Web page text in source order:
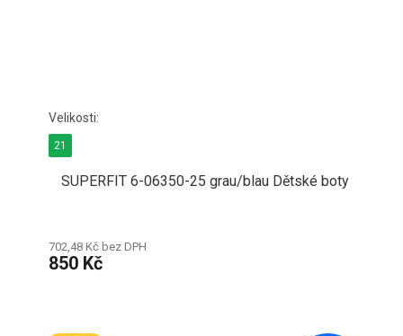
SUPERFIT 6-06350-25 grau/blau Dětské boty
702,48 Kč bez DPH
850 Kč
21